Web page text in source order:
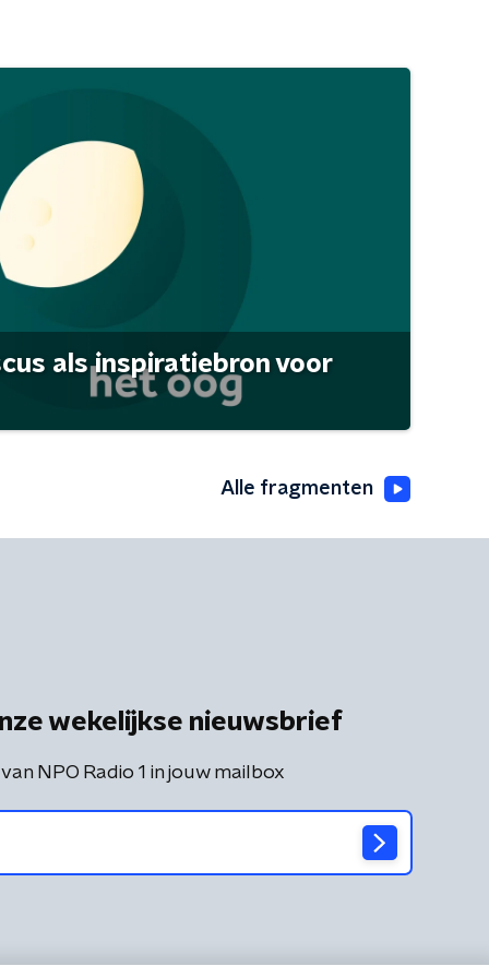
als inspiratiebron voor
Alle fragmenten
wekelijkse nieuwsbrief
NPO Radio 1 in jouw mailbox